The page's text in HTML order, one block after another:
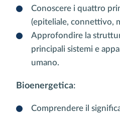
Conoscere i quattro
(epiteliale, connettivo,
Approfondire la
principali sistemi e
umano.
Bioenergetica:
Comprendere il